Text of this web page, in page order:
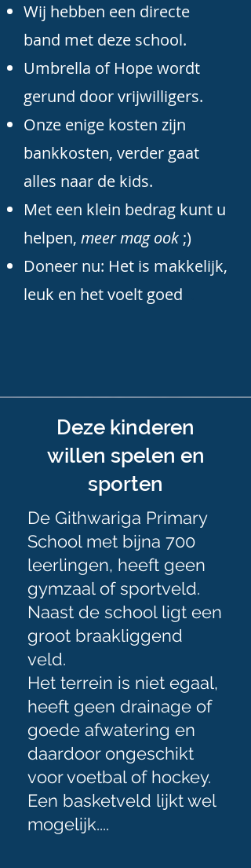
Wij hebben een directe
band met deze school.
Umbrella of Hope wordt
gerund door vrijwilligers.
Onze enige kosten zijn
bankkosten, verder gaat
alles naar de kids.
Met een klein bedrag kunt u
helpen, meer mag ook ;)
Doneer nu: Het is makkelijk,
leuk en het voelt goed
Deze kinderen
willen spelen en
sporten
De Githwariga Primary
School met bijna 700
leerlingen, heeft geen
gymzaal of sportveld.
Naast de school ligt een
groot braakliggend
veld.
Het terrein is niet egaal,
heeft geen drainage of
goede afwatering en
daardoor ongeschikt
voor voetbal of hockey.
Een basketveld lijkt wel
mogelijk....